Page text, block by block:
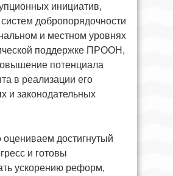
инициатив,
добропорядочности
и местном уровнях
поддержке ПРООН,
потенциала
в реализации его
и законодательных
достигнутый
и готовы
ускорению реформ,